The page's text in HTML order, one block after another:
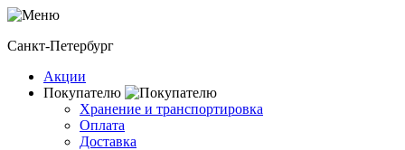
Санкт-Петербург
Акции
Покупателю
Хранение и транспортировка
Оплата
Доставка